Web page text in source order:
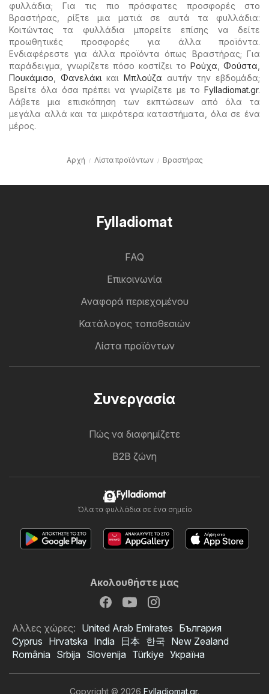
φυλλάδια; Για τις πιο πρόσφατες προσφορές στο
Βραστήρας, ρίξτε μια ματιά σε αυτά τα φυλλάδια:
Κοιτώντας τα φυλλάδια μπορείτε επίσης να δείτε
προωθητικές προσφορές για άλλα προϊόντα.
Ενδιαφέρεστε για άλλα προϊόντα όπως Βραστήρας; Για
παράδειγμα, γνωρίζετε πόσο κοστίζει το Ρούχα, Φούστα,
Πουκάμισο, ΦανελάκικαιΜπλούζα αυτήν την εβδομάδα;
Βρείτε όλα όσα πρέπει να γνωρίζετε με το Fylladiomat.gr.
Λάβετε μια επισκόπηση των εκπτώσεων από όλα τα
μεγάλα αλλά και τα μικρότερα καταστήματα, όλα σε ένα
μέρος.
Αρχή Λίστα προϊόντων Βραστήρας
Fylladiomat
FAQ
Επικοινωνία
Αναφορά περιεχομένου
Κατάλογος τοποθεσιών
Λίστα προϊόντων
Συνεργασία
Πώς να διαφημίζετε
B2B ζώνη
Fylladiomat
Όλα τα φυλλάδια σε ένα σημείο
Ακολουθήστε μας
Αλλες χώρες: United Arab Emirates България
Cyprus Hrvatska India 日本 한국 New Zealand
România Srbija Slovenija Türkiye Україна
Copyright © 2026 Fylladiomat.gr.